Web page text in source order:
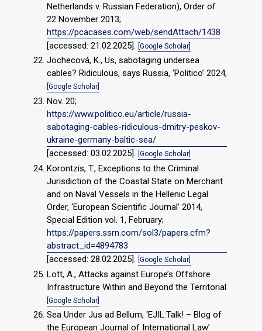
Netherlands v. Russian Federation), Order of
22 November 2013;
https://pcacases.com/web/sendAttach/1438
[accessed: 21.02.2025]. [Google Scholar]
Jochecová, K., Us, sabotaging undersea
cables? Ridiculous, says Russia, ‘Politico’ 2024,
[Google Scholar]
Nov. 20;
https://www.politico.eu/article/russia-
sabotaging-cables-ridiculous-dmitry-peskov-
ukraine-germany-baltic-sea/
[accessed: 03.02.2025]. [Google Scholar]
Korontzis, T., Exceptions to the Criminal
Jurisdiction of the Coastal State on Merchant
and on Naval Vessels in the Hellenic Legal
Order, ‘European Scientific Journal’ 2014,
Special Edition vol. 1, February;
https://papers.ssrn.com/sol3/papers.cfm?
abstract_id=4894783
[accessed: 28.02.2025]. [Google Scholar]
Lott, A., Attacks against Europe’s Offshore
Infrastructure Within and Beyond the Territorial
[Google Scholar]
Sea Under Jus ad Bellum, ‘EJIL:Talk! – Blog of
the European Journal of International Law’